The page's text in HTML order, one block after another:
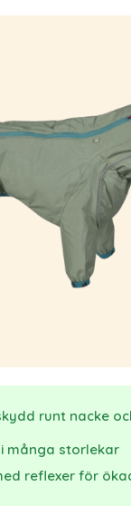
runt nacke
många storlekar
reflexer för